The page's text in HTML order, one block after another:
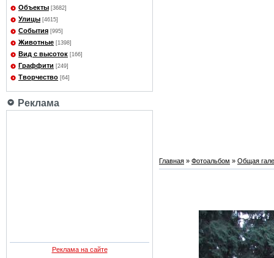
Объекты [3682]
Улицы [4615]
События [995]
Животные [1398]
Вид с высоток [166]
Граффити [249]
Творчество [64]
Реклама
Реклама на сайте
Главная » Фотоальбом » Общая